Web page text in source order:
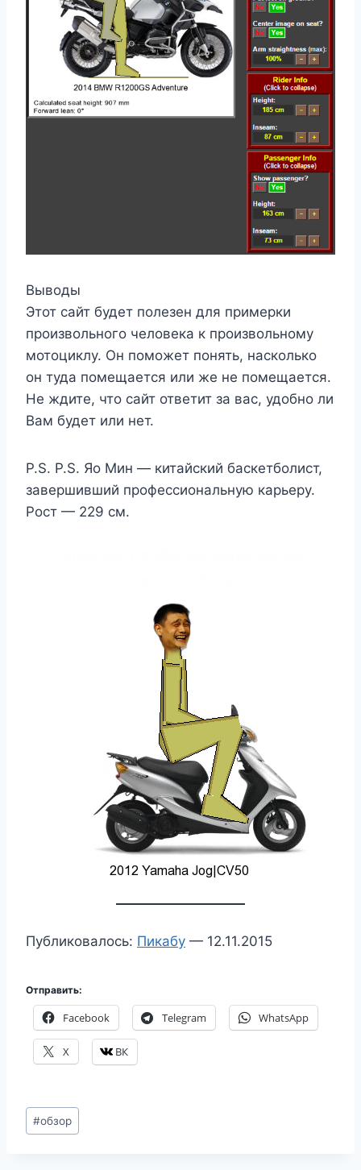
Выводы
Этот сайт будет полезен для примерки
произвольного человека к произвольному
мотоциклу. Он поможет понять, насколько
он туда помещается или же не помещается.
Не ждите, что сайт ответит за вас, удобно ли
Вам будет или нет.
P.S. P.S. Яо Мин — китайский баскетболист,
завершивший профессиональную карьеру.
Рост — 229 см.
Публиковалось: Пикабу — 12.11.2015
Отправить:
Facebook Telegram WhatsApp
X ВК
Метки
записи:
#обзор